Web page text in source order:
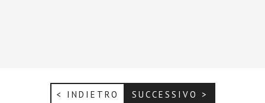
< INDIETRO SUCCESSIVO >